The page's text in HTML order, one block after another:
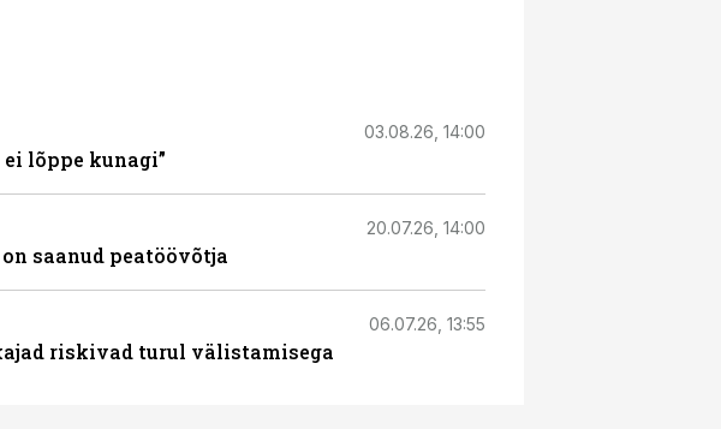
03.08.26, 14:00
lõppe kunagi”
20.07.26, 14:00
saanud peatöövõtja
06.07.26, 13:55
riskivad turul välistamisega